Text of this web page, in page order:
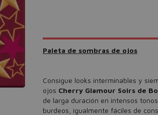
Paleta de sombras de ojos
Consigue looks interminables y
ojos Cherry Glamour Soirs de
de larga duración en intensos
burdeos, igualmente fáciles de